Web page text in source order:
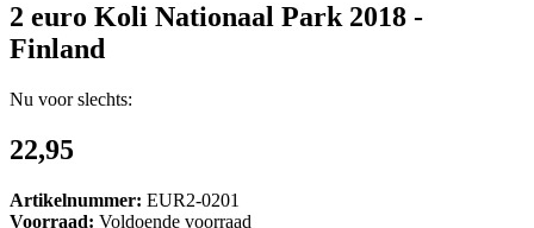
2 euro Koli Nationaal Park 2018 -
Finland
Nu voor slechts:
22,95
Artikelnummer: EUR2-0201
Voorraad: Voldoende voorraad